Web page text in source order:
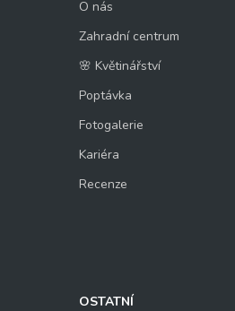
O nás
Zahradní centrum
🌸 Květinářství
Poptávka
Fotogalerie
Kariéra
Recenze
OSTATNÍ